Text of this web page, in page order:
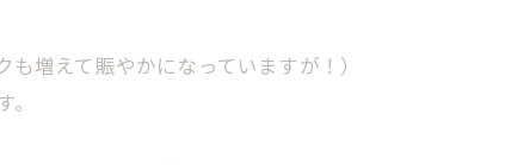
増えて賑やかになっていますが！）